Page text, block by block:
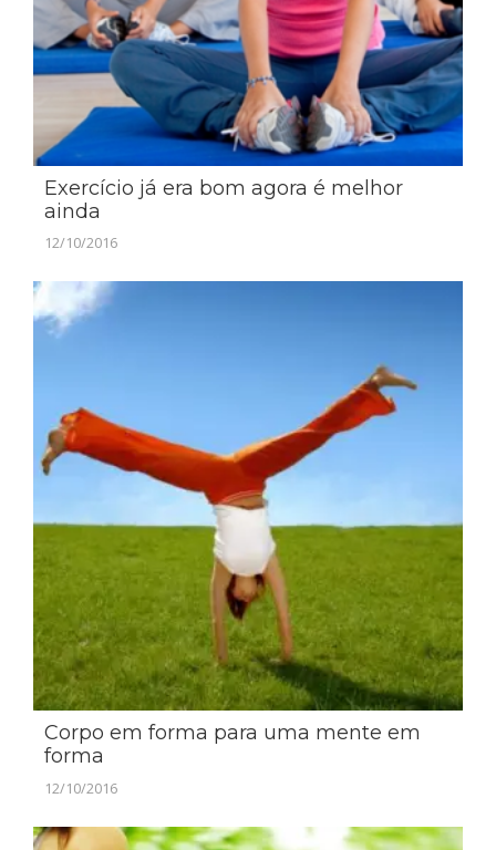
Exercício já era bom agora é melhor
ainda
12/10/2016
Corpo em forma para uma mente em
forma
12/10/2016